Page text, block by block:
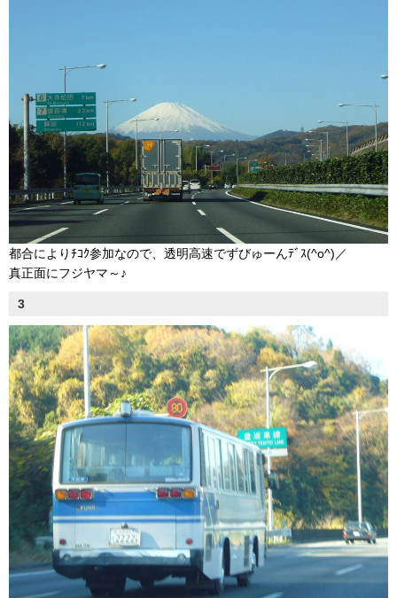
都合によりﾁｺｸ参加なので、透明高速でずびゅーんﾃﾞｽ(^o^)／
真正面にフジヤマ～♪
3